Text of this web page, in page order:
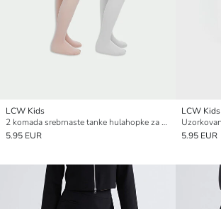
LCW Kids
2 komada srebrnaste tanke hulahopke za djevojčice
5.95 EUR
LCW Kids
5.95 EUR